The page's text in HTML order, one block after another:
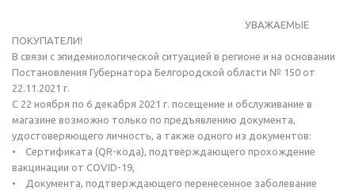
УВАЖАЕМЫЕ
ПОКУПАТЕЛИ!
В связи с эпидемиологической ситуацией в регионе и на основании
Постановления Губернатора Белгородской области № 150 от
22.11.2021 г.
С 22 ноября по 6 декабря 2021 г. посещение и обслуживание в
магазине возможно только по предъявлению документа,
удостоверяющего личность, а также одного из документов:
• Сертификата (QR-кода), подтверждающего прохождение
вакцинации от COVID-19,
• Документа, подтверждающего перенесенное заболевание